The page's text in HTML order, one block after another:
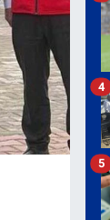
4
5